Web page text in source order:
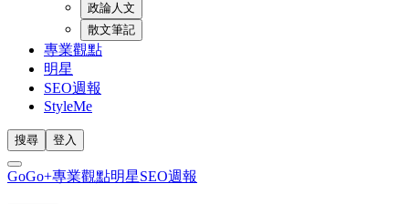
政論人文
散文筆記
專業觀點
明星
SEO週報
StyleMe
搜尋 登入
GoGo+專業觀點明星SEO週報